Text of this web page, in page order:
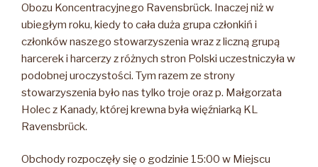
Obozu Koncentracyjnego Ravensbrück. Inaczej niż w
ubiegłym roku, kiedy to cała duża grupa członkiń i
członków naszego stowarzyszenia wraz z liczną grupą
harcerek i harcerzy z różnych stron Polski uczestniczyła w
podobnej uroczystości. Tym razem ze strony
stowarzyszenia było nas tylko troje oraz p. Małgorzata
Holec z Kanady, której krewna była więźniarką KL
Ravensbrück.
Obchody rozpoczęły się o godzinie 15:00 w Miejscu